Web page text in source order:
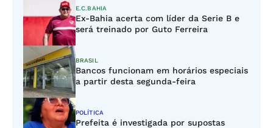
E.C.BAHIA
Ex-Bahia acerta com líder da Serie B e
será treinado por Guto Ferreira
BRASIL
Bancos funcionam em horários especiais
a partir desta segunda-feira
POLÍTICA
Prefeita é investigada por supostas